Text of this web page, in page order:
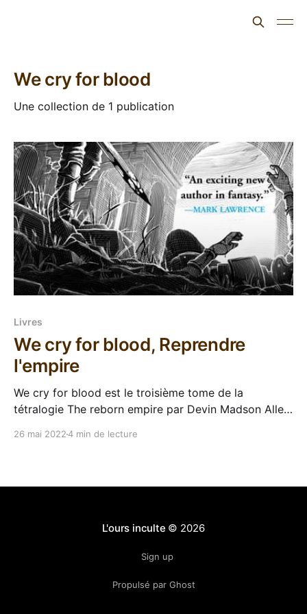
We cry for blood
Une collection de 1 publication
Livres
We cry for blood, Reprendre
l'empire
We cry for blood est le troisième tome de la
tétralogie The reborn empire par Devin Madson Allez,
26 mai 20224 min de lecture
L'ours inculte © 2026
Sign up
Propulsé par Ghost